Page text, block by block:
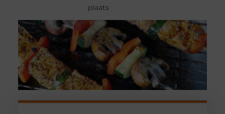
plaats